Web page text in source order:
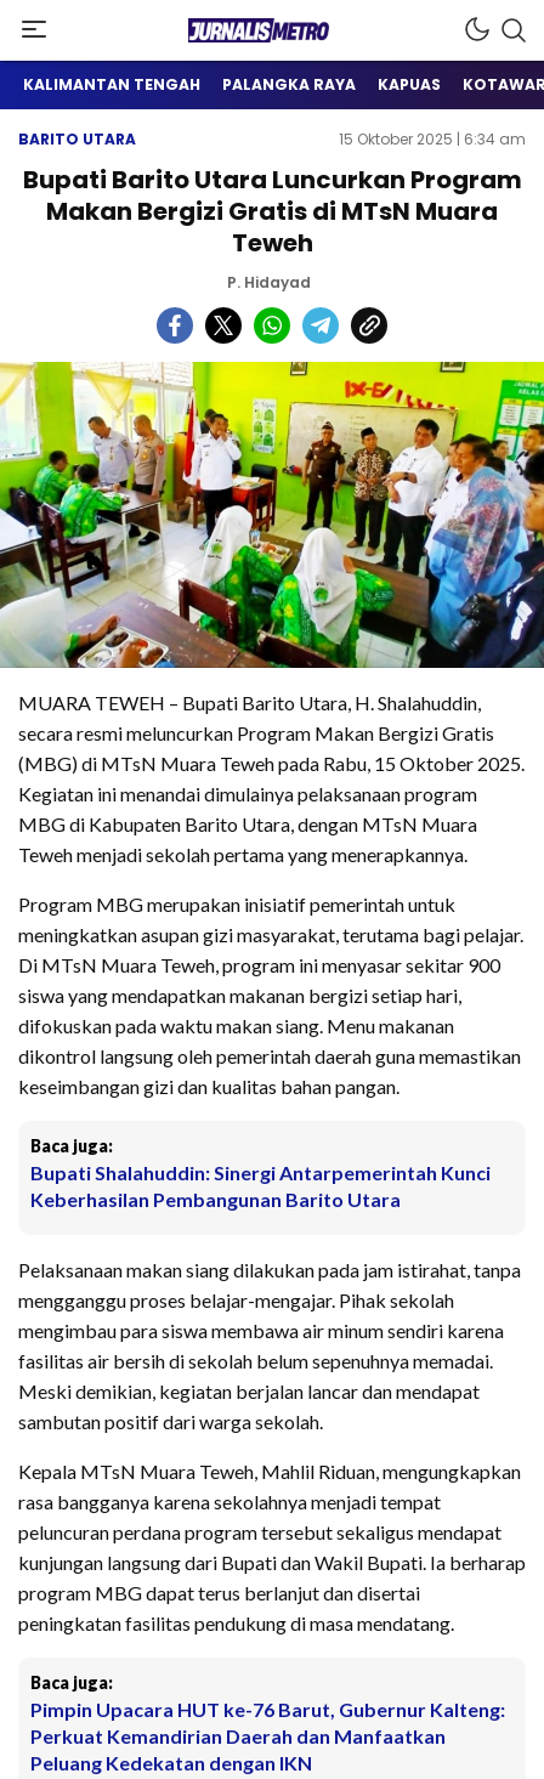
Jurnalis Metro
Satu Wadah Informasi
KALIMANTAN TENGAH PALANGKA RAYA KAPUAS
BARITO UTARA 15 Oktober 2025 | 6:34 am
Bupati Barito Utara Luncurkan Program
Makan Bergizi Gratis di MTsN Muara
Teweh
P. Hidayad
MUARA TEWEH – Bupati Barito Utara, H. Shalahuddin,
secara resmi meluncurkan Program Makan Bergizi Gratis
(MBG) di MTsN Muara Teweh pada Rabu, 15 Oktober 2025.
Kegiatan ini menandai dimulainya pelaksanaan program
MBG di Kabupaten Barito Utara, dengan MTsN Muara
Teweh menjadi sekolah pertama yang menerapkannya.
Program MBG merupakan inisiatif pemerintah untuk
meningkatkan asupan gizi masyarakat, terutama bagi pelajar.
Di MTsN Muara Teweh, program ini menyasar sekitar 900
siswa yang mendapatkan makanan bergizi setiap hari,
difokuskan pada waktu makan siang. Menu makanan
dikontrol langsung oleh pemerintah daerah guna memastikan
keseimbangan gizi dan kualitas bahan pangan.
Baca juga:
Bupati Shalahuddin: Sinergi Antarpemerintah Kunci
Keberhasilan Pembangunan Barito Utara
Pelaksanaan makan siang dilakukan pada jam istirahat, tanpa
mengganggu proses belajar-mengajar. Pihak sekolah
mengimbau para siswa membawa air minum sendiri karena
fasilitas air bersih di sekolah belum sepenuhnya memadai.
Meski demikian, kegiatan berjalan lancar dan mendapat
sambutan positif dari warga sekolah.
Kepala MTsN Muara Teweh, Mahlil Riduan, mengungkapkan
rasa bangganya karena sekolahnya menjadi tempat
peluncuran perdana program tersebut sekaligus mendapat
kunjungan langsung dari Bupati dan Wakil Bupati. Ia berharap
program MBG dapat terus berlanjut dan disertai
peningkatan fasilitas pendukung di masa mendatang.
Baca juga:
Pimpin Upacara HUT ke-76 Barut, Gubernur Kalteng:
Perkuat Kemandirian Daerah dan Manfaatkan
Peluang Kedekatan dengan IKN